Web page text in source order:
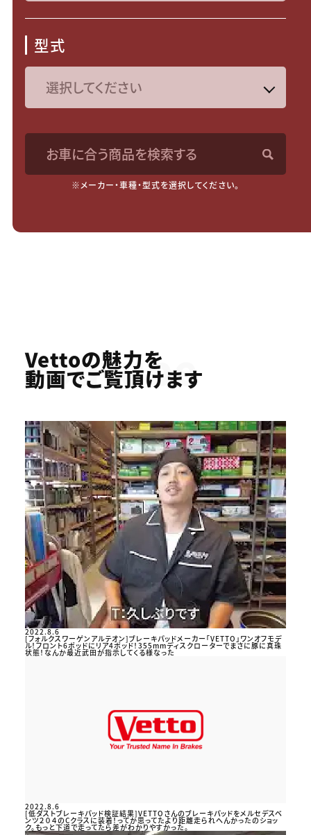
型式
お車に合う商品を検索する
※メーカー・車種・型式を選択してください。
Youtube
Vettoの魅力を
動画でご覧頂けます
2022.8.6
[フォルクスワーゲンアルテオン]ブレーキパッドメーカー「VETTO」ワンオフモデ
ル！フロント6ポッドにリア4ポッド！355mmディスクローターでまさに豚に真珠
状態！なんか最近武田が指示してくる様なった
2022.8.6
[低ダストブレーキパッド検証結果]VETTOさんのブレーキパッドをメルセデスベ
ンツ２０４のCクラスに装着！ってか思ってたより距離走られへんかったのショッ
ク。もっと下道で走ってたら差がわかりやすかった。